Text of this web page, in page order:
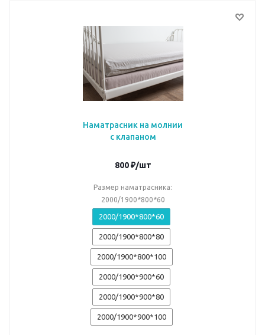
Наматрасник на молнии
с клапаном
800₽/шт
Размер наматрасника:
2000/1900*800*60
2000/1900*800*60
2000/1900*800*80
2000/1900*800*100
2000/1900*900*60
2000/1900*900*80
2000/1900*900*100